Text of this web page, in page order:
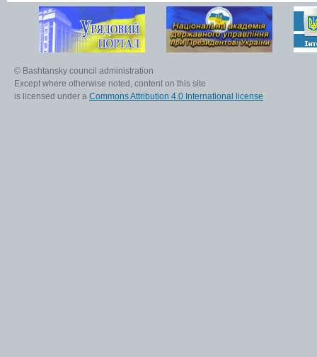
© Bashtansky council administration
Except where otherwise noted, content on this site
is licensed under a Commons Attribution 4.0 International license